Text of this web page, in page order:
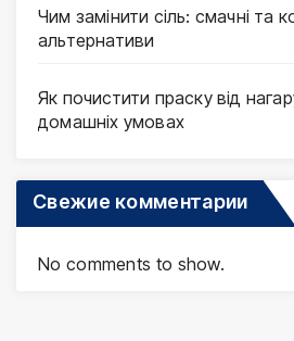
Чим замінити сіль: смачні та
альтернативи
Як почистити праску від
домашніх умовах
Свежие комментарии
No comments to show.